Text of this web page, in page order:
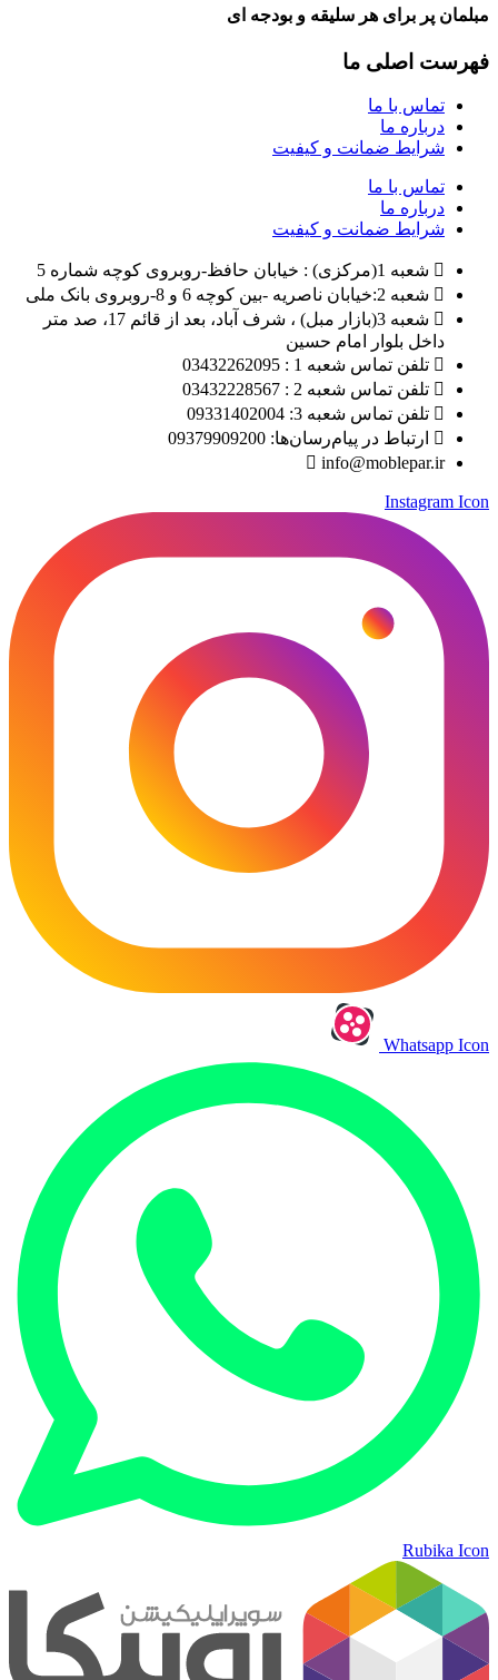
مبلمان پر برای هر سلیقه و بودجه ای
فهرست اصلی ما
تماس با ما
درباره ما
شرایط ضمانت و کیفیت
تماس با ما
درباره ما
شرایط ضمانت و کیفیت
شعبه 1(مرکزی) : خیابان حافظ-روبروی کوچه شماره 5
شعبه 2:خیابان ناصریه -بین کوچه 6 و 8-روبروی بانک ملی
شعبه 3(بازار مبل) ، شرف آباد، بعد از قائم 17، صد متر
داخل بلوار امام حسین
تلفن تماس شعبه 1 : 03432262095
تلفن تماس شعبه 2 : 03432228567
تلفن تماس شعبه 3: 09331402004
ارتباط در پیام‌رسان‌ها: 09379909200
info@moblepar.ir
Instagram Icon
Whatsapp Icon
Rubika Icon